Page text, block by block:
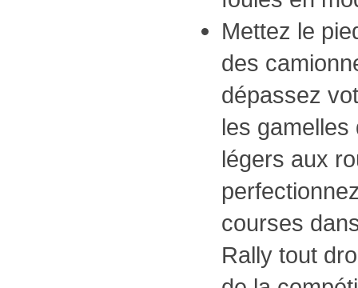
Mettez le
des
dépassez
les
légers aux
courses
Rally tout